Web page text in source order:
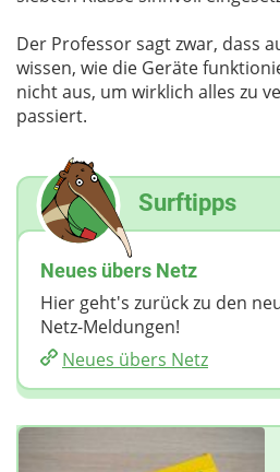
Der Professor sagt zwar, dass
wissen, wie die Geräte
nicht aus, um wirklich alles zu
passiert.
Surftipps
Neues übers Netz
Hier geht's zurück zu den
Netz-Meldungen!
Neues übers Netz